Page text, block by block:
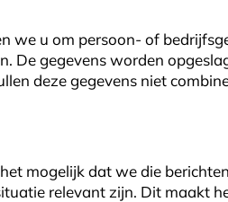
we u om persoon- of
De gegevens worden
deze gegevens niet
mogelijk dat we die
relevant zijn. Dit maakt